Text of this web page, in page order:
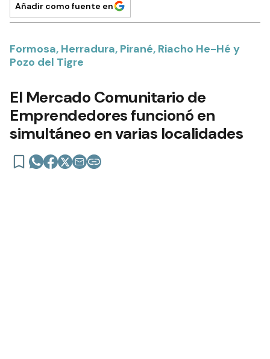
Añadir como fuente en
Formosa, Herradura, Pirané, Riacho He-Hé y
Pozo del Tigre
El Mercado Comunitario de
Emprendedores funcionó en
simultáneo en varias localidades